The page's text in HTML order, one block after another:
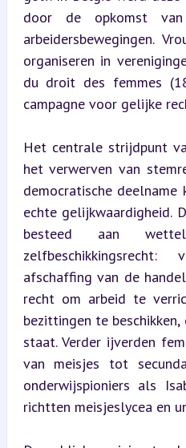
door de opkomst
arbeidersbewegingen.
organiseren in
du droit des femmes
campagne voor gelijke
Het centrale strijdpunt
het verwerven van
democratische deelname
echte gelijkwaardigheid.
besteed aan
afschaffing van de
recht om arbeid te
bezittingen te
staat. Verder ijverden
van meisjes tot
onderwijspioniers als
richtten meisjeslycea en